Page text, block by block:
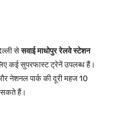
सेसवाई माधोपुर रेलवे स्टेशन
कई सुपरफास्ट ट्रेनें उपलब्ध हैं।
नेशनल पार्क की दूरी महज 10
सकते हैं।